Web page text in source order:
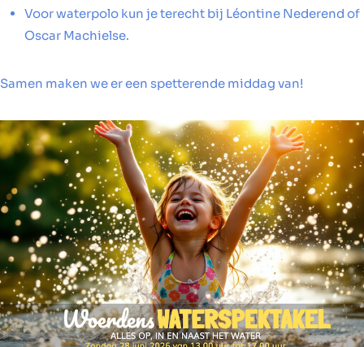
Voor waterpolo kun je terecht bij Léontine Nederend of
Oscar Machielse.
Samen maken we er een spetterende middag van!